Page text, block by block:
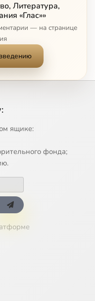
(ТК Глас)
Глас)
Моя Третяковка. Наставники (М. Дроздов) (ТК Глас)
Литература,
«Глас»»
— на странице
ящике:
фонда;